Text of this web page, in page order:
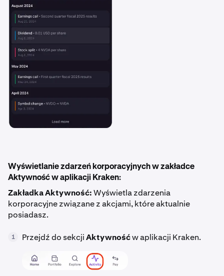
Wyświetlanie zdarzeń korporacyjnych w zakładce
Aktywność w aplikacji Kraken:
Zakładka Aktywność:Wyświetla zdarzenia
korporacyjne związane z akcjami, które aktualnie
posiadasz.
1 Przejdź do sekcjiAktywnośćw aplikacji Kraken.